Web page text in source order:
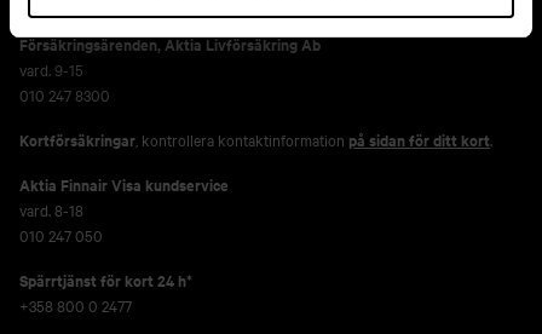
Försäkringsärenden,Aktia Livförsäkring Ab
vard. 9-15
010 247 8300
Kortförsäkringar , kontrollera kontaktinformation på sidan för ditt kort.
Aktia Finnair Visa kundservice
vard. 8-18
010 247 050
Spärrtjänst för kort 24 h*
+358 800 0 2477